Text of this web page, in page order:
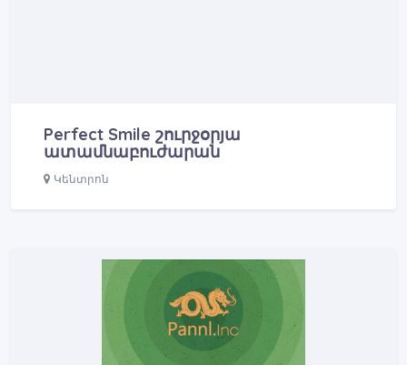
Perfect Smile շուրջօրյա
ատամնաբուժարան
Կենտրոն